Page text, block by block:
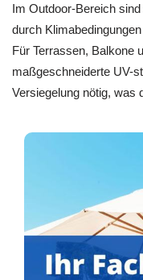
Im Outdoor-Bereich
durch
Für Terrassen, Balkone
maßgeschneiderte UV-
Versiegelung nötig, was